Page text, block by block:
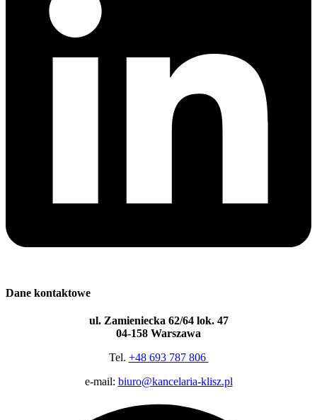
Dane kontaktowe
ul. Zamieniecka 62/64 lok. 47
04-158 Warszawa
Tel. +48 693 787 806
e-mail: biuro@kancelaria-klisz.pl